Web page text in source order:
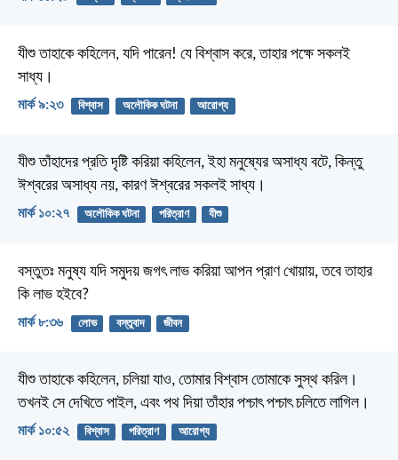
যীশু তাহাকে কহিলেন, যদি পারেন! যে বিশ্বাস করে, তাহার পক্ষে সকলই
সাধ্য।
মার্ক ৯:২৩ বিশ্বাস অলৌকিক ঘটনা আরোগ্য
যীশু তাঁহাদের প্রতি দৃষ্টি করিয়া কহিলেন, ইহা মনুষ্যের অসাধ্য বটে, কিন্তু
ঈশ্বরের অসাধ্য নয়, কারণ ঈশ্বরের সকলই সাধ্য।
মার্ক ১০:২৭ অলৌকিক ঘটনা পরিত্রাণ যীশু
বস্তুতঃ মনুষ্য যদি সমুদয় জগৎ লাভ করিয়া আপন প্রাণ খোয়ায়, তবে তাহার
কি লাভ হইবে?
মার্ক ৮:৩৬ লোভ বস্তুবাদ জীবন
যীশু তাহাকে কহিলেন, চলিয়া যাও, তোমার বিশ্বাস তোমাকে সুস্থ করিল।
তখনই সে দেখিতে পাইল, এবং পথ দিয়া তাঁহার পশ্চাৎ পশ্চাৎ চলিতে লাগিল।
মার্ক ১০:৫২ বিশ্বাস পরিত্রাণ আরোগ্য